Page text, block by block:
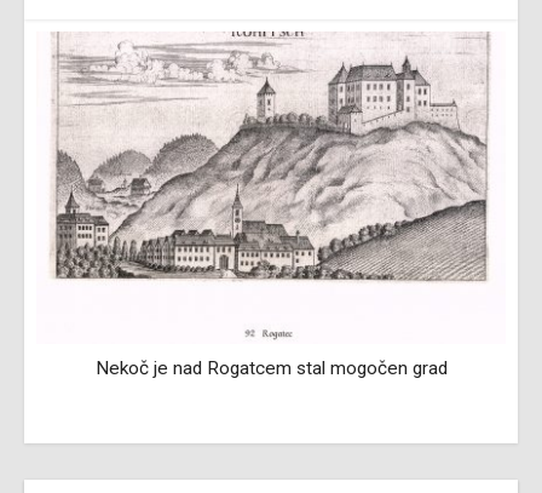
Nekoč je nad Rogatcem stal mogočen grad